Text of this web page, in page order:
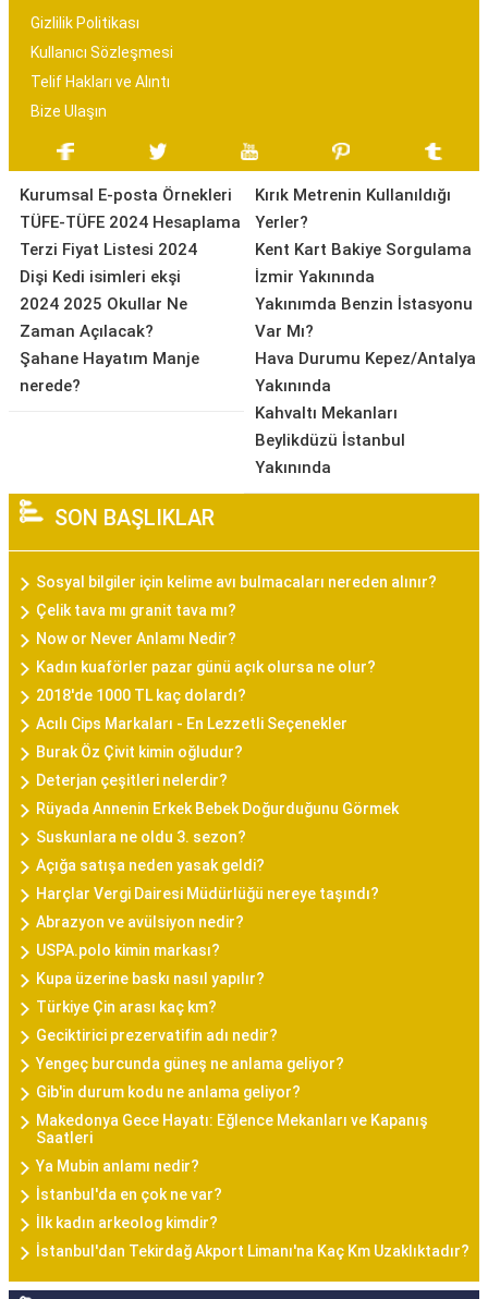
Gizlilik Politikası
Kullanıcı Sözleşmesi
Telif Hakları ve Alıntı
Bize Ulaşın
Kurumsal E-posta Örnekleri
TÜFE-TÜFE 2024 Hesaplama
Terzi Fiyat Listesi 2024
Dişi Kedi isimleri ekşi
2024 2025 Okullar Ne
Zaman Açılacak?
Şahane Hayatım Manje
nerede?
Kırık Metrenin Kullanıldığı
Yerler?
Kent Kart Bakiye Sorgulama
İzmir Yakınında
Yakınımda Benzin İstasyonu
Var Mı?
Hava Durumu Kepez/Antalya
Yakınında
Kahvaltı Mekanları
Beylikdüzü İstanbul
Yakınında
SON BAŞLIKLAR
Sosyal bilgiler için kelime avı bulmacaları nereden alınır?
Çelik tava mı granit tava mı?
Now or Never Anlamı Nedir?
Kadın kuaförler pazar günü açık olursa ne olur?
2018'de 1000 TL kaç dolardı?
Acılı Cips Markaları - En Lezzetli Seçenekler
Burak Öz Çivit kimin oğludur?
Deterjan çeşitleri nelerdir?
Rüyada Annenin Erkek Bebek Doğurduğunu Görmek
Suskunlara ne oldu 3. sezon?
Açığa satışa neden yasak geldi?
Harçlar Vergi Dairesi Müdürlüğü nereye taşındı?
Abrazyon ve avülsiyon nedir?
USPA.polo kimin markası?
Kupa üzerine baskı nasıl yapılır?
Türkiye Çin arası kaç km?
Geciktirici prezervatifin adı nedir?
Yengeç burcunda güneş ne anlama geliyor?
Gib'in durum kodu ne anlama geliyor?
Makedonya Gece Hayatı: Eğlence Mekanları ve Kapanış
Saatleri
Ya Mubin anlamı nedir?
İstanbul'da en çok ne var?
İlk kadın arkeolog kimdir?
İstanbul'dan Tekirdağ Akport Limanı'na Kaç Km Uzaklıktadır?